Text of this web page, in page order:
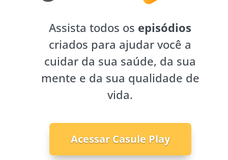
Assista todos os episódios
criados para ajudar você a
cuidar da sua saúde, da sua
mente e da sua qualidade de
vida.
Acessar Casule Play